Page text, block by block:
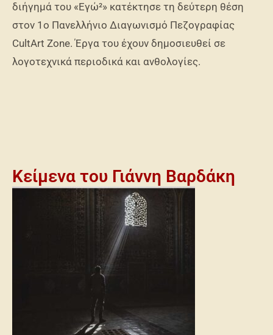
διήγημά του «Εγώ²» κατέκτησε τη δεύτερη θέση
στον 1ο Πανελλήνιο Διαγωνισμό Πεζογραφίας
CultArt Zone. Έργα του έχουν δημοσιευθεί σε
λογοτεχνικά περιοδικά και ανθολογίες.
Κείμενα του Γιάννη Βαρδάκη